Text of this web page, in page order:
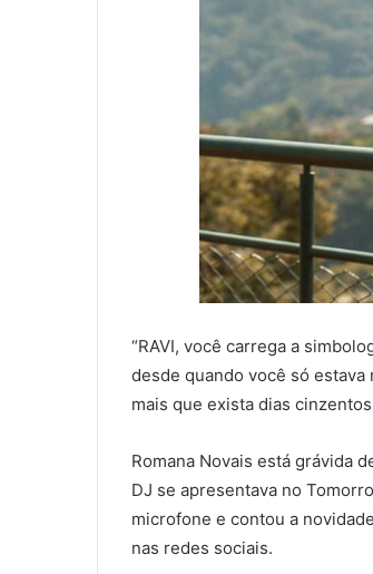
“RAVI, você carrega a
desde quando você só
mais que exista dias
Romana Novais está grávida
DJ se apresentava no
microfone e contou a
nas redes sociais.